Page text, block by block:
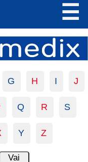
☰
G H I J
Q R S
Y Z